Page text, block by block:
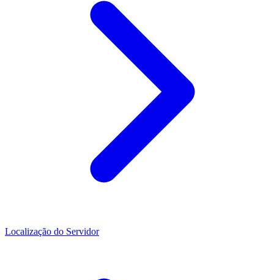
Localização do Servidor